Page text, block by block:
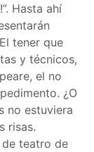
Hasta ahí
tener que
y técnicos,
el no
¿O
no estuviera
risas.
de teatro de